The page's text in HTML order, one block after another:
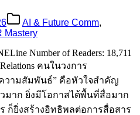
AI & Future Comm,
Mastery
Number of Readers: 18,711
คนในวงการ
วามสัมพันธ์” คือหัวใจสำคัญ
มาก ยิ่งมีโอกาสได้พื้นที่สื่อมาก
ร ก็ยิ่งสร้างอิทธิพลต่อการสื่อสาร